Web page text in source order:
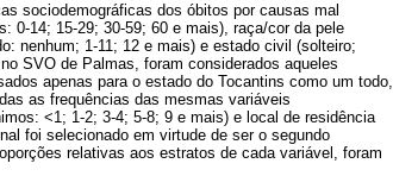
sociodemográficas dos óbitos por causas mal
0-14; 15-29; 30-59; 60 e mais), raça/cor da pele
nenhum; 1-11; 12 e mais) e estado civil (solteiro;
SVO de Palmas, foram considerados aqueles
apenas para o estado do Tocantins como um todo,
as frequências das mesmas variáveis
<1; 1-2; 3-4; 5-8; 9 e mais) e local de residência
foi selecionado em virtude de ser o segundo
relativas aos estratos de cada variável, foram